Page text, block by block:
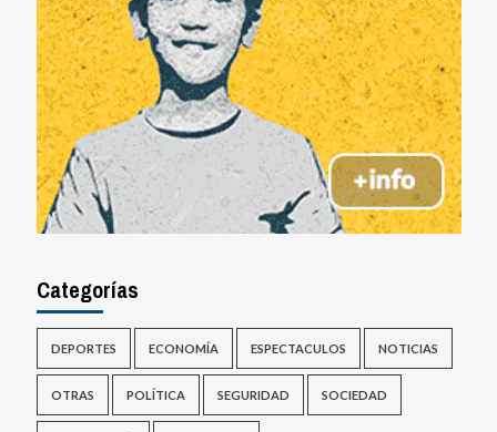
Categorías
DEPORTES ECONOMÍA ESPECTACULOS NOTICIAS
OTRAS POLÍTICA SEGURIDAD SOCIEDAD